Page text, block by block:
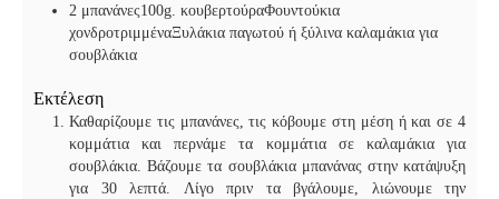
2 μπανάνες100g. κουβερτούραΦουντούκια
χονδροτριμμέναΞυλάκια παγωτού ή ξύλινα καλαμάκια για
σουβλάκια
Εκτέλεση
Καθαρίζουμε τις μπανάνες, τις κόβουμε στη μέση ή και σε 4
κομμάτια και περνάμε τα κομμάτια σε καλαμάκια για
σουβλάκια. Βάζουμε τα σουβλάκια μπανάνας στην κατάψυξη
για 30 λεπτά. Λίγο πριν τα βγάλουμε, λιώνουμε την